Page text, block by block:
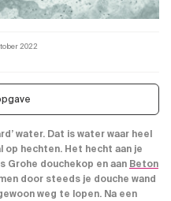
2022
water. Dat is water waar heel
op hechten. Het hecht aan je
Grohe douchekop en aan Beton
door steeds je douche wand
weg te lopen. Na een